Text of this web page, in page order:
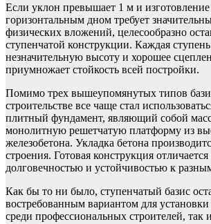
Если уклон превышает 1 м и
горизонтальным дном требует
физических вложений, целесообразно
ступенчатой конструкции. Каждая
незначительную высоту и хорошее
приумножает стойкость всей постройки.
Помимо трех вышеупомянутых типов
строительстве все чаще стал
плитный фундамент, являющий собой
монолитную решетчатую платформу из
железобетона. Укладка бетона
строения. Готовая конструкция
долговечностью и устойчивостью к
Как бы то ни было, ступенчатый базис
востребованным вариантом для
среди профессиональных строителей, так